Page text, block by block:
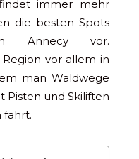
immer mehr
die besten Spots
Annecy vor.
vor allem in
man Waldwege
Pisten und Skiliften
fährt.